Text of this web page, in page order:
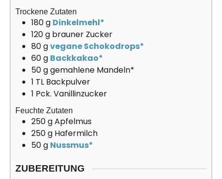
Trockene Zutaten
180g Dinkelmehl*
120g brauner Zucker
80gvegane Schokodrops*
60g Backkakao*
50ggemahlene Mandeln*
1 TL Backpulver
1 Pck. Vanillinzucker
Feuchte Zutaten
250gApfelmus
250g Hafermilch
50g Nussmus*
ZUBEREITUNG